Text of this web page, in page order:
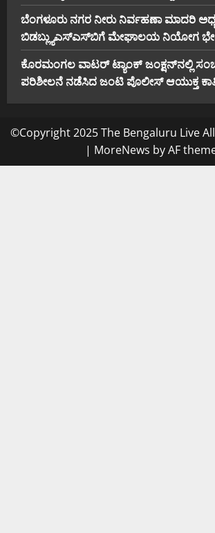
ಬೆಂಗಳೂರು ನಗರ ನೀರು ನಿರ್ವಹಣಾ ಮಾದರಿ
ಬಿ‌ಡಬ್ಲ್ಯು‌ಎಸ್‌ಎಸ್‌ಬಿಗೆ ಮೇಘಾಲಯ ನಿಯೋಗ
ಕೊರಮಂಗಲ ವಾಟರ್ ಟ್ಯಾಂಕ್ ಜಂಕ್ಷನ್‌ನಲ್ಲಿ
ಪರಿಶೀಲನೆ ನಡೆಸಿದ ಜಂಟಿ ಪೊಲೀಸ್ ಆಯುಕ್ತ
©Copyright 2025 The Bengaluru Live
| MoreNews by AF